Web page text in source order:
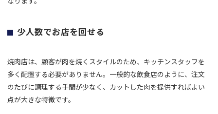
少人数でお店を回せる
焼肉店は、顧客が肉を焼くスタイルのため、キッチンスタッフを
多く配置する必要がありません。一般的な飲食店のように、注文
のたびに調理する手間が少なく、カットした肉を提供すればよい
点が大きな特徴です。